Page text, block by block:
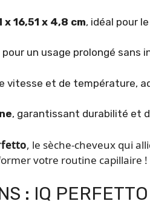
x 16,51 x 4,8 cm, idéal pour
pour un usage prolongé sans
vitesse et de température,
, garantissant durabilité et
, le sèche-cheveux qui
votre routine capillaire !
: IQ PERFETTO